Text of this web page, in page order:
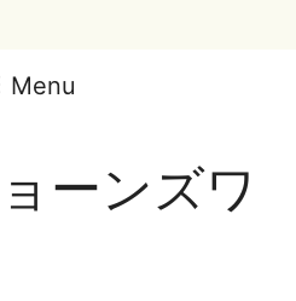
Menu
ーンズワ